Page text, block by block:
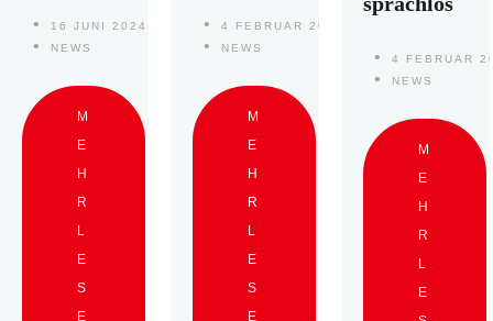
16 JUNI 2024
NEWS
M
E
H
R
L
E
S
E
4 FEBRUAR 2024
NEWS
M
E
H
R
L
E
S
E
4 FEBRUAR
NEWS
M
E
H
R
L
E